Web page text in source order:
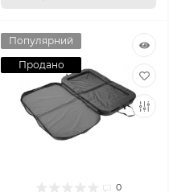
Популярний
Продано
0